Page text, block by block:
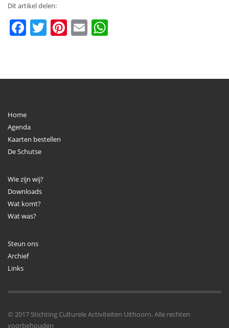
Dit artikel delen:
Facebook
Twitter
Pinterest
Email
Home
Agenda
Kaarten bestellen
De Schutse
Wie zijn wij?
Downloads
Wat komt?
Wat was?
Steun ons
Archief
Links
© 2017 Stichting Culturele Activiteiten Uithoorn. Alle rechten
voorbehouden